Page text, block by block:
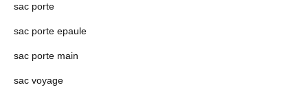
sac porte
sac porte epaule
sac porte main
sac voyage